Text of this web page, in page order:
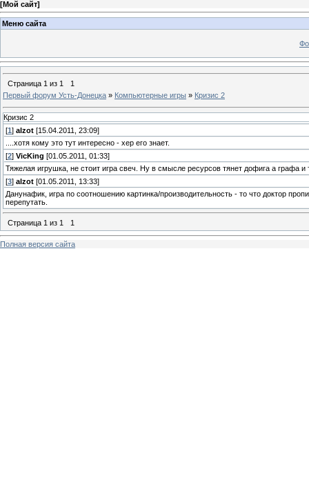
[Мой сайт]
Меню сайта
Страница 1 из 1
1
Первый форум Усть-Донецка » Компьютерные игры » Кризис 2
Кризис 2
[1] alzot [15.04.2011, 23:09]
....хотя кому это тут интересно - хер его знает.
[2] VicKing [01.05.2011, 01:33]
Тяжелая игрушка, не стоит игра свеч. Ну в смысле ресурсов тянет дофига а графа
[3] alzot [01.05.2011, 13:33]
Данунафик, игра по соотношению картинка/производительность - то что доктор
перепутать.
Страница 1 из 1 1
Полная версия сайта